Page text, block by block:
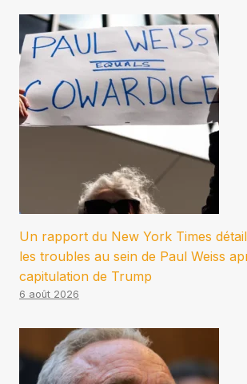
Un rapport du New York Times
les troubles au sein de Paul Weiss
capitulation de Trump
6 août 2026